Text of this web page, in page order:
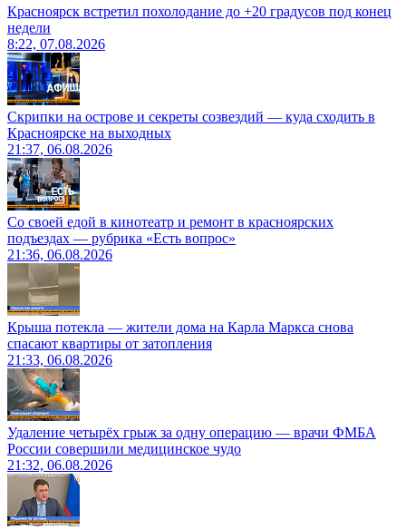
Красноярск встретил похолодание до +20 градусов под конец
недели
8:22, 07.08.2026
Скрипки на острове и секреты созвездий — куда сходить в
Красноярске на выходных
21:37, 06.08.2026
Со своей едой в кинотеатр и ремонт в красноярских
подъездах — рубрика «Есть вопрос»
21:36, 06.08.2026
Крыша потекла — жители дома на Карла Маркса снова
спасают квартиры от затопления
21:33, 06.08.2026
Удаление четырёх грыж за одну операцию — врачи ФМБА
России совершили медицинское чудо
21:32, 06.08.2026